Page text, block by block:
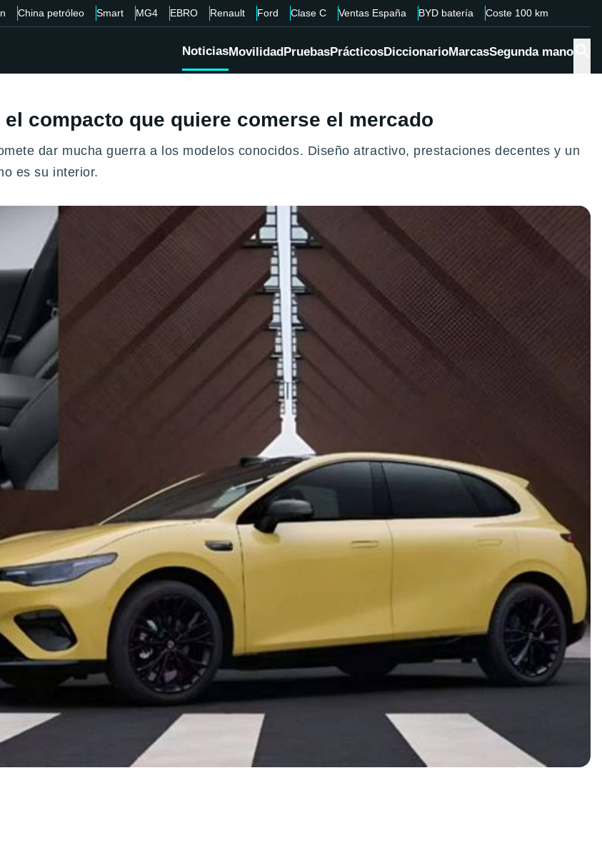
China petróleo Smart MG4 EBRO Renault Ford Clase C Ventas España BYD batería Coste 100 km
NoticiasMovilidadPruebasPrácticosDiccionarioMarcasSegunda mano
compacto que quiere comerse el mercado
dar mucha guerra a los modelos conocidos. Diseño atractivo, prestaciones decentes y un
es su interior.